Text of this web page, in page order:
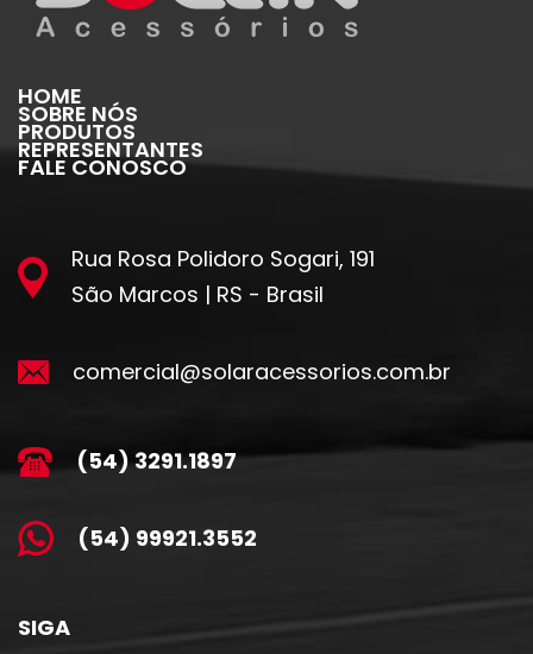
HOME
SOBRE NÓS
PRODUTOS
REPRESENTANTES
FALE CONOSCO
Rua Rosa Polidoro Sogari, 191
São Marcos | RS - Brasil
comercial@solaracessorios.com.br
(54) 3291.1897
(54) 99921.3552
SIGA